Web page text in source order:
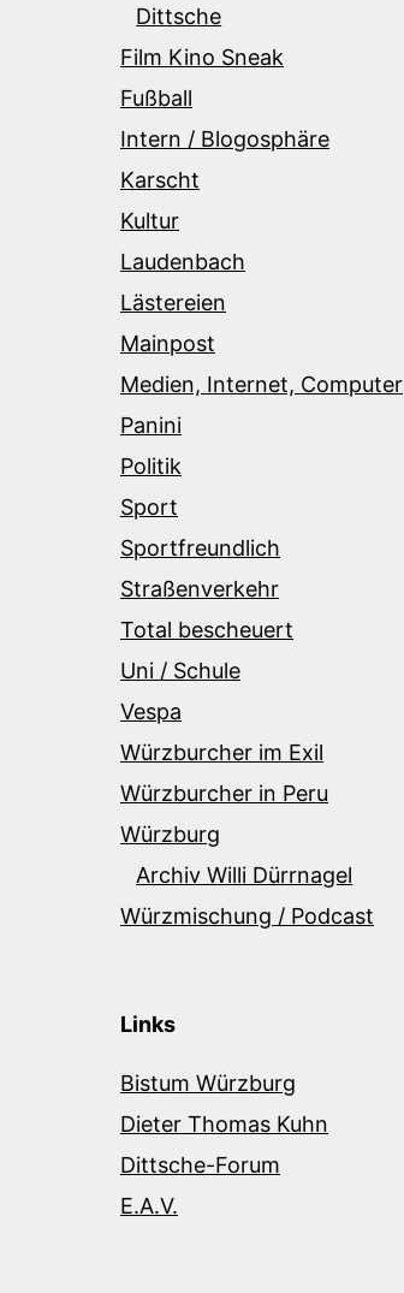
Dittsche
Film Kino Sneak
Fußball
Intern / Blogosphäre
Karscht
Kultur
Laudenbach
Lästereien
Mainpost
Medien, Internet, Computer
Panini
Politik
Sport
Sportfreundlich
Straßenverkehr
Total bescheuert
Uni / Schule
Vespa
Würzburcher im Exil
Würzburcher in Peru
Würzburg
Archiv Willi Dürrnagel
Würzmischung / Podcast
Links
Bistum Würzburg
Dieter Thomas Kuhn
Dittsche-Forum
E.A.V.